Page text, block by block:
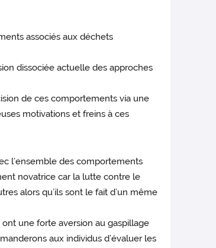
associés aux déchets
dissociée actuelle des approches
de ces comportements via une
motivations et freins à ces
l’ensemble des comportements
novatrice car la lutte contre le
alors qu’ils sont le fait d’un même
une forte aversion au gaspillage
aux individus d’évaluer les